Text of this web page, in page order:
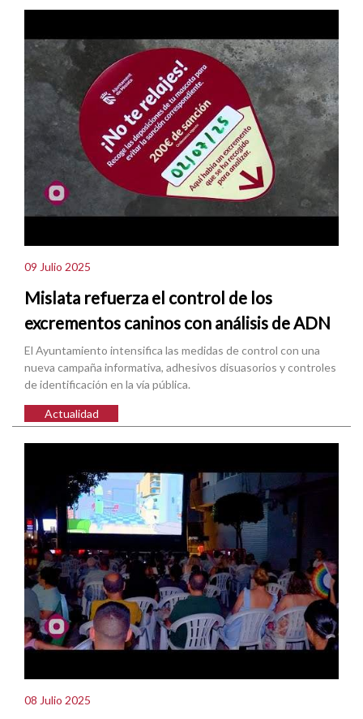
09 Julio 2025
Mislata refuerza el control de los
excrementos caninos con análisis de ADN
El Ayuntamiento intensifica las medidas de control con una
nueva campaña informativa, adhesivos disuasorios y controles
de identificación en la vía pública.
Actualidad
08 Julio 2025